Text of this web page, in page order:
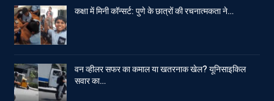
कक्षा में मिनी कॉन्सर्ट: पुणे के छात्रों की रचनात्मकता ने…
वन व्हीलर सफर का कमाल या खतरनाक खेल? यूनिसाइकिल
सवार का…